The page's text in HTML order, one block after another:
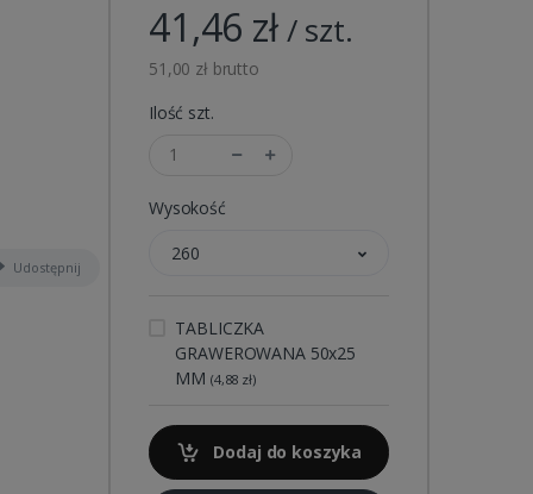
Udostępnij
41,46 zł/ szt.
51,00 zł brutto
Ilość szt.
Wysokość
260
TABLICZKA
GRAWEROWANA 50x25
MM (4,88 zł)
Dodaj do koszyka